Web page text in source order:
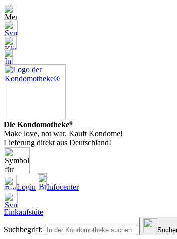
Die Kondomotheke®
Make love, not war. Kauft Kondome!
Lieferung direkt aus Deutschland!
Login Infocenter
Einkaufstüte
Suchbegriff: